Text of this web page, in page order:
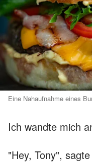
Eine Nahaufnahme eines
Ich wandte mich
"Hey, Tony",